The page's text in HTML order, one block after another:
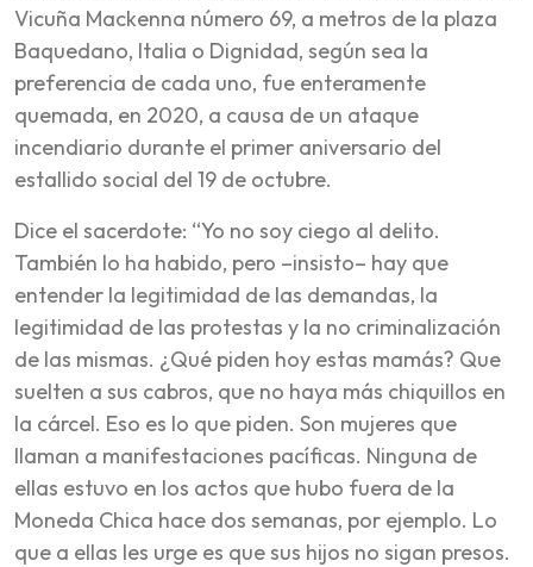
Vicuña Mackenna número 69, a metros de la plaza
Baquedano, Italia o Dignidad, según sea la
preferencia de cada uno, fue enteramente
quemada, en 2020, a causa de un ataque
incendiario durante el primer aniversario del
estallido social del 19 de octubre.
Dice el sacerdote: “Yo no soy ciego al delito.
También lo ha habido, pero –insisto– hay que
entender la legitimidad de las demandas, la
legitimidad de las protestas y la no criminalización
de las mismas. ¿Qué piden hoy estas mamás? Que
suelten a sus cabros, que no haya más chiquillos en
la cárcel. Eso es lo que piden. Son mujeres que
llaman a manifestaciones pacíficas. Ninguna de
ellas estuvo en los actos que hubo fuera de la
Moneda Chica hace dos semanas, por ejemplo. Lo
que a ellas les urge es que sus hijos no sigan presos.